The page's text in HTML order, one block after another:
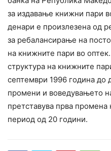
за издавање книжни пари
денари е произлезена од
за ребалансирање на
на книжните пари во
структура на книжните
септември 1996 година до
промени и воведувањето
претставува прва промена
период од 20 години.